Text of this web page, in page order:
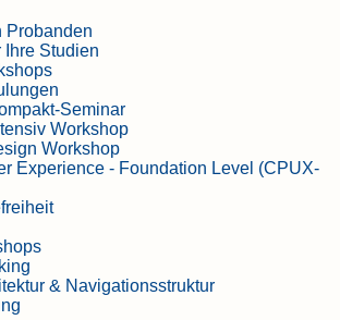
Probanden
Ihre Studien
Seminar
Workshop
Workshop
Experience - Foundation Level (CPUX-
& Navigationsstruktur